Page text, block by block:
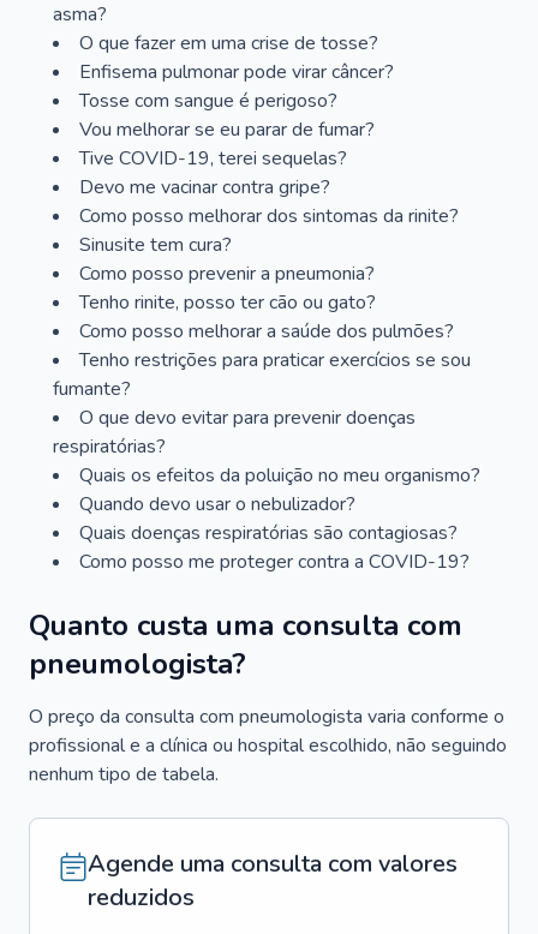
asma?
O que fazer em uma crise de tosse?
Enfisema pulmonar pode virar câncer?
Tosse com sangue é perigoso?
Vou melhorar se eu parar de fumar?
Tive COVID-19, terei sequelas?
Devo me vacinar contra gripe?
Como posso melhorar dos sintomas da rinite?
Sinusite tem cura?
Como posso prevenir a pneumonia?
Tenho rinite, posso ter cão ou gato?
Como posso melhorar a saúde dos pulmões?
Tenho restrições para praticar exercícios se sou
fumante?
O que devo evitar para prevenir doenças
respiratórias?
Quais os efeitos da poluição no meu organismo?
Quando devo usar o nebulizador?
Quais doenças respiratórias são contagiosas?
Como posso me proteger contra a COVID-19?
Quanto custa uma consulta com
pneumologista?
O preço da consulta com pneumologista varia conforme o
profissional e a clínica ou hospital escolhido, não seguindo
nenhum tipo de tabela.
Agende uma consulta com valores
reduzidos